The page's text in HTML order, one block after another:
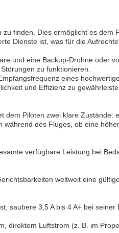
finden. Dies ermöglicht es dem
Dienste ist, was für die
und eine Backup-Drohne oder
zu funktionieren.
eines
und Effizienz zu
dem Piloten zwei klare Zustände:
des Fluges, ob eine
verfügbare Leistung bei
weltweit eine
saubere 3,5 A bis 4 A+ bei seiner
direktem Luftstrom (z. B. im